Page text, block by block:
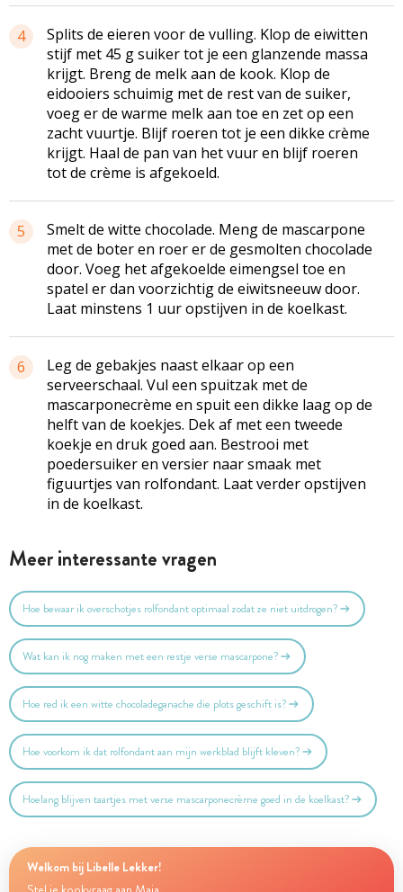
4
Splits de eieren voor de vulling. Klop de eiwitten
stijf met 45 g suiker tot je een glanzende massa
krijgt. Breng de melk aan de kook. Klop de
eidooiers schuimig met de rest van de suiker,
voeg er de warme melk aan toe en zet op een
zacht vuurtje. Blijf roeren tot je een dikke crème
krijgt. Haal de pan van het vuur en blijf roeren
tot de crème is afgekoeld.
5
Smelt de witte chocolade. Meng de mascarpone
met de boter en roer er de gesmolten chocolade
door. Voeg het afgekoelde eimengsel toe en
spatel er dan voorzichtig de eiwitsneeuw door.
Laat minstens 1 uur opstijven in de koelkast.
6
Leg de gebakjes naast elkaar op een
serveerschaal. Vul een spuitzak met de
mascarponecrème en spuit een dikke laag op de
helft van de koekjes. Dek af met een tweede
koekje en druk goed aan. Bestrooi met
poedersuiker en versier naar smaak met
figuurtjes van rolfondant. Laat verder opstijven
in de koelkast.
Meer interessante vragen
Hoe bewaar ik overschotjes rolfondant optimaal zodat ze niet uitdrogen?
Wat kan ik nog maken met een restje verse mascarpone?
Hoe red ik een witte chocoladeganache die plots geschift is?
Hoe voorkom ik dat rolfondant aan mijn werkblad blijft kleven?
Hoelang blijven taartjes met verse mascarponecrème goed in de koelkast?
Welkom bij Libelle Lekker!